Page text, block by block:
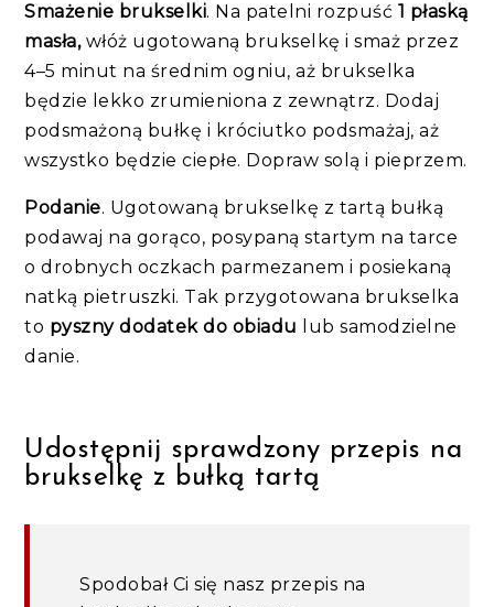
Smażenie brukselki. Na patelni rozpuść 1 płaską
masła,włóż ugotowaną brukselkę i smaż przez
4–5 minut na średnim ogniu, aż brukselka
będzie lekko zrumieniona z zewnątrz. Dodaj
podsmażoną bułkę i króciutko podsmażaj, aż
wszystko będzie ciepłe. Dopraw solą i pieprzem.
Podanie. Ugotowaną brukselkę z tartą bułką
podawaj na gorąco, posypaną startym na tarce
o drobnych oczkach parmezanem i posiekaną
natką pietruszki. Tak przygotowana brukselka
to pyszny dodatek do obiadu
lub samodzielne
danie.
Udostępnij sprawdzony przepis na
brukselkę z bułką tartą
Spodobał Ci się nasz przepis na